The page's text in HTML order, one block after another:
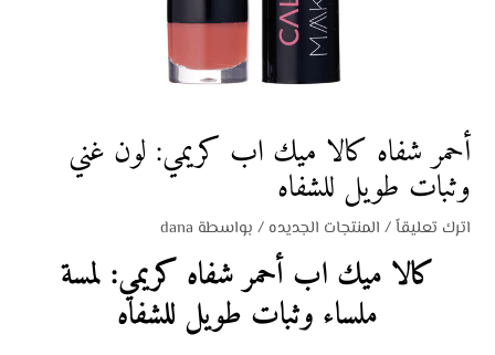
أحمر شفاه كالا ميك اب كريمي: لون غني
وثبات طويل للشفاه
اترك تعليقاً/ المنتجات الجديده / بواسطة dana
كالا ميك اب أحمر شفاه كريمي: لمسة
ملساء وثبات طويل للشفاه